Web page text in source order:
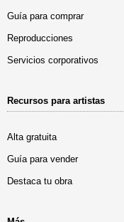
Guía para comprar
Reproducciones
Servicios corporativos
Recursos para artistas
Alta gratuita
Guía para vender
Destaca tu obra